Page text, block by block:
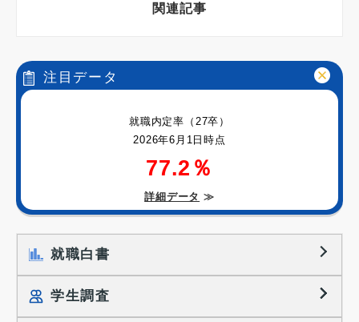
関連記事
注目データ
就職内定率（27卒）
2026年6月1日時点
77.2％
詳細データ ≫
就職白書
学生調査